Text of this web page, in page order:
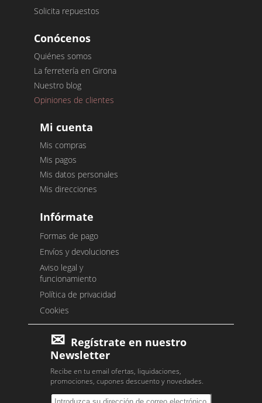
Solicita repuestos
Conócenos
Quiénes somos
La ferretería en Girona
Nuestro blog
Opiniones de clientes
Mi cuenta
Mis compras
Mis pagos
Mis datos personales
Mis direcciones
Infórmate
Formas de pago
Envíos y devoluciones
Aviso legal y
funcionamiento
Política de privacidad
Cookies
Regístrate en nuestro
Newsletter
Recibe en tu email ofertas, liquidaciones,
promociones, cupones descuento y novedades.